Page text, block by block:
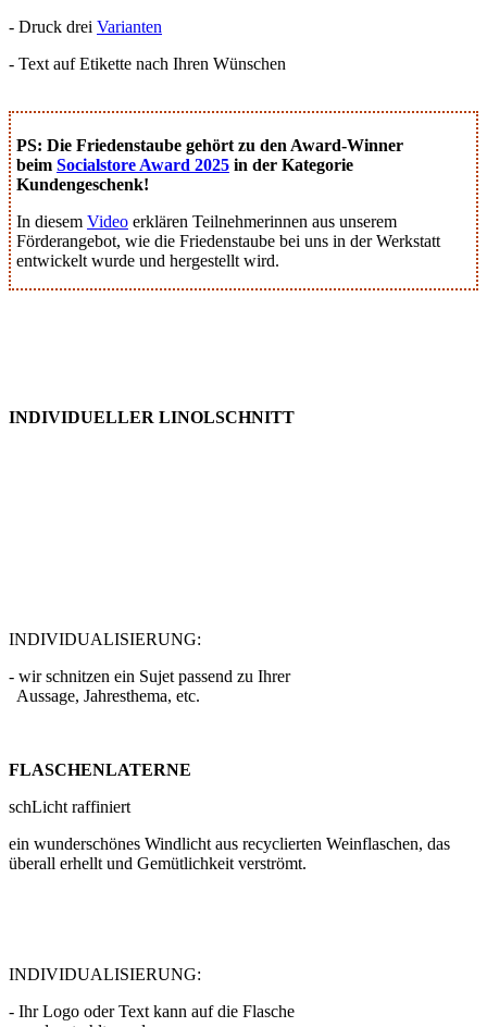
- Druck drei Varianten
- Text auf Etikette nach Ihren Wünschen
PS: Die Friedenstaube gehört zu den Award-Winner
beim Socialstore Award 2025 in der Kategorie
Kundengeschenk!
In diesem Video erklären Teilnehmerinnen aus unserem
Förderangebot, wie die Friedenstaube bei uns in der Werkstatt
entwickelt wurde und hergestellt wird.
INDIVIDUELLER LINOLSCHNITT
INDIVIDUALISIERUNG:
- wir schnitzen ein Sujet passend zu Ihrer
Aussage, Jahresthema, etc.
FLASCHENLATERNE
schLicht raffiniert
ein wunderschönes Windlicht aus recyclierten Weinflaschen, das
überall erhellt und Gemütlichkeit verströmt.
INDIVIDUALISIERUNG:
- Ihr Logo oder Text kann auf die Flasche